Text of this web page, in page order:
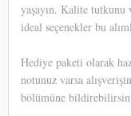
yaşayın. Kalite tutkunu
ideal seçenekler bu
Hediye paketi olarak
notunuz varsa
bölümüne